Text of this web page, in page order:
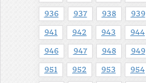
936 937 938 939
941 942 943 944
946 947 948 949
951 952 953 954